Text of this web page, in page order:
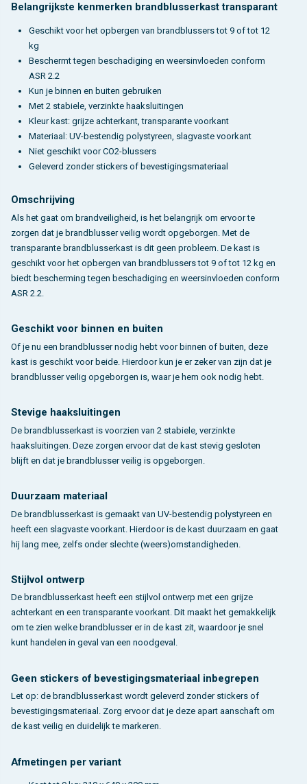
Belangrijkste kenmerken brandblusserkast transparant
Geschikt voor het opbergen van brandblussers tot 9 of tot 12
kg
Beschermt tegen beschadiging en weersinvloeden conform
ASR 2.2
Kun je binnen en buiten gebruiken
Met 2 stabiele, verzinkte haaksluitingen
Kleur kast: grijze achterkant, transparante voorkant
Materiaal: UV-bestendig polystyreen, slagvaste voorkant
Niet geschikt voor CO2-blussers
Geleverd zonder stickers of bevestigingsmateriaal
Omschrijving
Als het gaat om brandveiligheid, is het belangrijk om ervoor te
zorgen dat je brandblusser veilig wordt opgeborgen. Met de
transparante brandblusserkast is dit geen probleem. De kast is
geschikt voor het opbergen van brandblussers tot 9 of tot 12 kg en
biedt bescherming tegen beschadiging en weersinvloeden conform
ASR 2.2.
Geschikt voor binnen en buiten
Of je nu een brandblusser nodig hebt voor binnen of buiten, deze
kast is geschikt voor beide. Hierdoor kun je er zeker van zijn dat je
brandblusser veilig opgeborgen is, waar je hem ook nodig hebt.
Stevige haaksluitingen
De brandblusserkast is voorzien van 2 stabiele, verzinkte
haaksluitingen. Deze zorgen ervoor dat de kast stevig gesloten
blijft en dat je brandblusser veilig is opgeborgen.
Duurzaam materiaal
De brandblusserkast is gemaakt van UV-bestendig polystyreen en
heeft een slagvaste voorkant. Hierdoor is de kast duurzaam en gaat
hij lang mee, zelfs onder slechte (weers)omstandigheden.
Stijlvol ontwerp
De brandblusserkast heeft een stijlvol ontwerp met een grijze
achterkant en een transparante voorkant. Dit maakt het gemakkelijk
om te zien welke brandblusser er in de kast zit, waardoor je snel
kunt handelen in geval van een noodgeval.
Geen stickers of bevestigingsmateriaal inbegrepen
Let op: de brandblusserkast wordt geleverd zonder stickers of
bevestigingsmateriaal. Zorg ervoor dat je deze apart aanschaft om
de kast veilig en duidelijk te markeren.
Afmetingen per variant